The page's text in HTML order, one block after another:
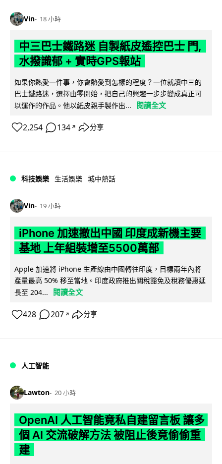
Vin 18 小時
中三巴士鐵路迷 自製紙皮遙控巴士 門,
水撥識郁 + 實時GPS報站
如果你熱愛一件事，你會熱愛到怎樣的程度？一位就讀中三的
巴士鐵路迷，選擇由零開始，把自己的興趣一步步變成真正可
以運作的作品。他以紙皮親手製作出...
閱讀全文
2,254 134 ↗ 分享
科技娛樂 生活娛樂 城中熱話
Vin 19 小時
iPhone 加速撤出中國 印度成新機主要
基地 上年組裝增至5500萬部
Apple 加速將 iPhone 生產線由中國轉往印度，目標兩年內將
產量最高 50% 移至當地。印度政府推出關稅豁免及稅務優惠延
長至 204...
閱讀全文
428 207 ↗ 分享
人工智能
Lawton 20 小時
OpenAI 人工智能竟私自建留言板 讓多
個 AI 交流破解方法 被阻止後竟偷偷重
建